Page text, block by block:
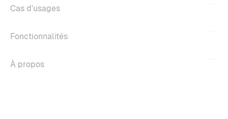
Cas d'usages
Fonctionnalités
À propos